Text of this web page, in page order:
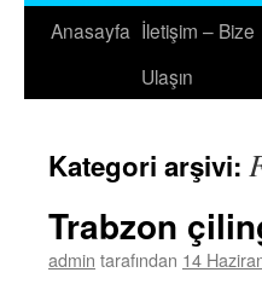
İçeriğe
Anasayfa İletişim – Bize
Ulaşın
Kategori arşivi:
Trabzon
admin tarafından 14